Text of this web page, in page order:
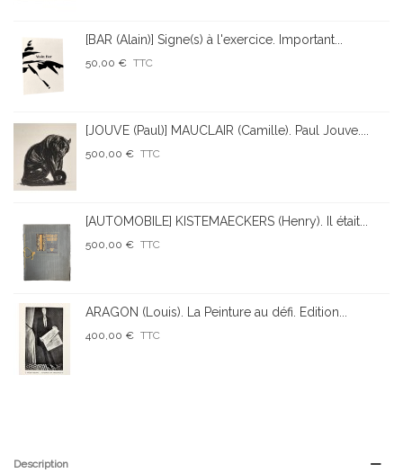
[BAR (Alain)] Signe(s) à l'exercice. Important...
50,00 € TTC
[JOUVE (Paul)] MAUCLAIR (Camille). Paul Jouve....
500,00 € TTC
[AUTOMOBILE] KISTEMAECKERS (Henry). Il était...
500,00 € TTC
ARAGON (Louis). La Peinture au défi. Edition...
400,00 € TTC
Description